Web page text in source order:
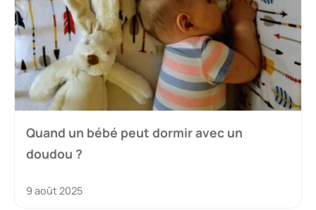
Quand un bébé peut dormir avec un
doudou ?
9 août 2025